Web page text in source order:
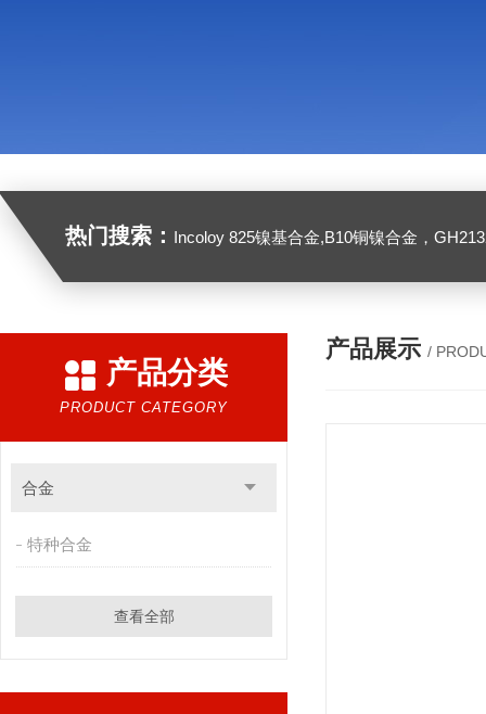
热门搜索： Incoloy 825镍基合金,B10铜镍合金，GH2132高温合金，C276
产品分类
PRODUCT CATEGORY
合金
特种合金
查看全部
产品展示 /